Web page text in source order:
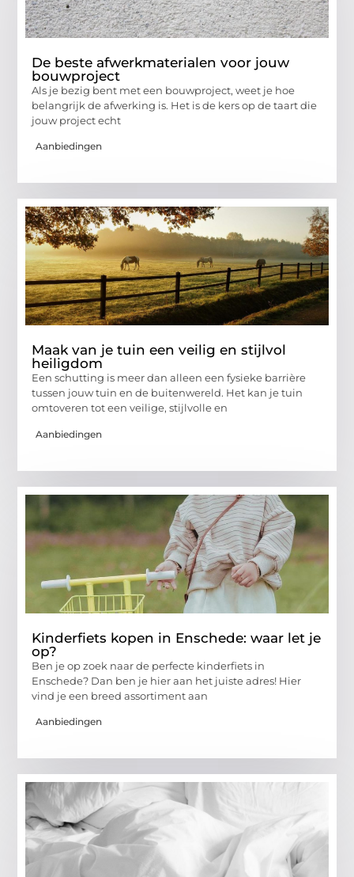
De beste afwerkmaterialen voor jouw
bouwproject
Als je bezig bent met een bouwproject, weet je hoe
belangrijk de afwerking is. Het is de kers op de taart die
jouw project echt
Aanbiedingen
Maak van je tuin een veilig en stijlvol
heiligdom
Een schutting is meer dan alleen een fysieke barrière
tussen jouw tuin en de buitenwereld. Het kan je tuin
omtoveren tot een veilige, stijlvolle en
Aanbiedingen
Kinderfiets kopen in Enschede: waar let je
op?
Ben je op zoek naar de perfecte kinderfiets in
Enschede? Dan ben je hier aan het juiste adres! Hier
vind je een breed assortiment aan
Aanbiedingen